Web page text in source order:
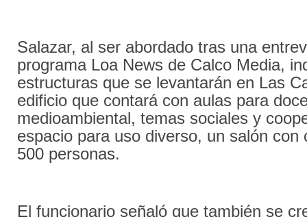
Salazar, al ser abordado tras una
programa Loa News de Calco Media,
estructuras que se levantarán en Las
edificio que contará con aulas para
medioambiental, temas sociales y
espacio para uso diverso, un salón con
500 personas.
El funcionario señaló que también se